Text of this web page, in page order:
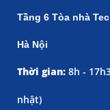
Tầng 6 Tòa nhà
Hà Nội
Thời gian: 8h -
nhật)